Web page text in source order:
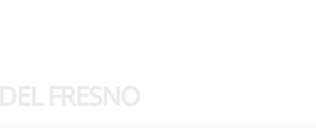
FRESNO